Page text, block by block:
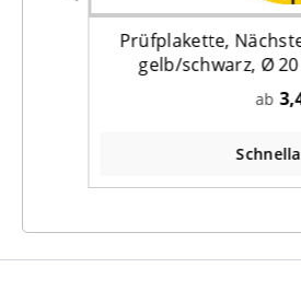
Prüfplakette,
gelb/schwarz, Ø
ab